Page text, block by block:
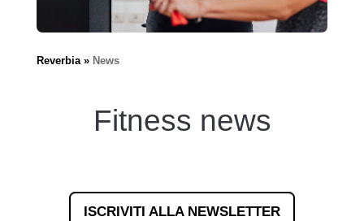
Reverbia News
Fitness news
ISCRIVITI ALLA NEWSLETTER